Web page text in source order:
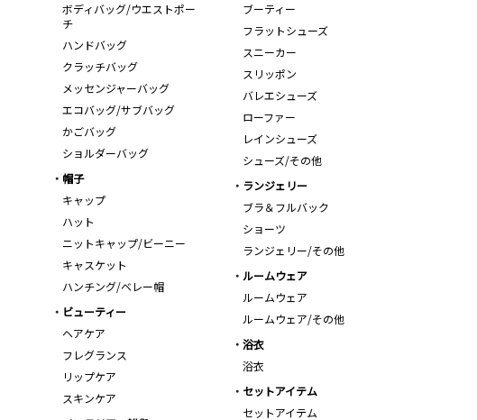
ボディバッグ/ウエストポー
チ
ハンドバッグ
クラッチバッグ
メッセンジャーバッグ
エコバッグ/サブバッグ
かごバッグ
ショルダーバッグ
ブーティー
フラットシューズ
スニーカー
スリッポン
バレエシューズ
ローファー
レインシューズ
シューズ/その他
帽子
キャップ
ハット
ニットキャップ/ビーニー
キャスケット
ハンチング/ベレー帽
ランジェリー
ブラ＆フルバック
ショーツ
ランジェリー/その他
ルームウェア
ルームウェア
ルームウェア/その他
ビューティー
ヘアケア
フレグランス
リップケア
スキンケア
浴衣
浴衣
セットアイテム
セットアイテム